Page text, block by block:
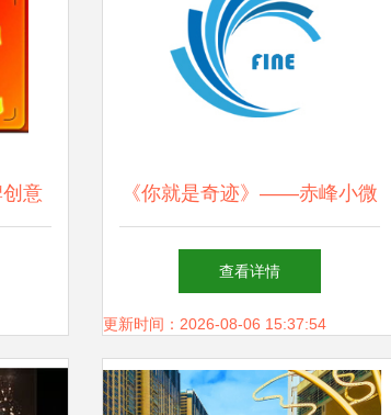
意 《你就是奇迹》——赤峰小微
企业年会背后的策划之光
查看详情
更新时间：2026-08-06 15:37:54